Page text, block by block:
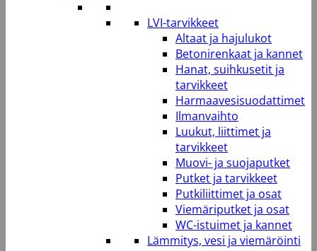
LVI-tarvikkeet
Altaat ja hajulukot
Betonirenkaat ja kannet
Hanat, suihkusetit ja
tarvikkeet
Harmaavesisuodattimet
Ilmanvaihto
Luukut, liittimet ja
tarvikkeet
Muovi- ja suojaputket
Putket ja tarvikkeet
Putkiliittimet ja osat
Viemäriputket ja osat
WC-istuimet ja kannet
Lämmitys, vesi ja viemäröinti